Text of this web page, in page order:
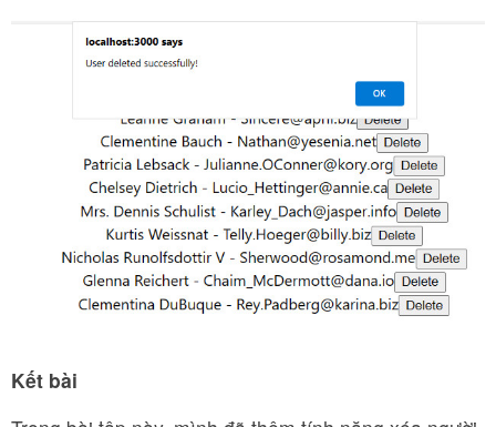
Kết bài